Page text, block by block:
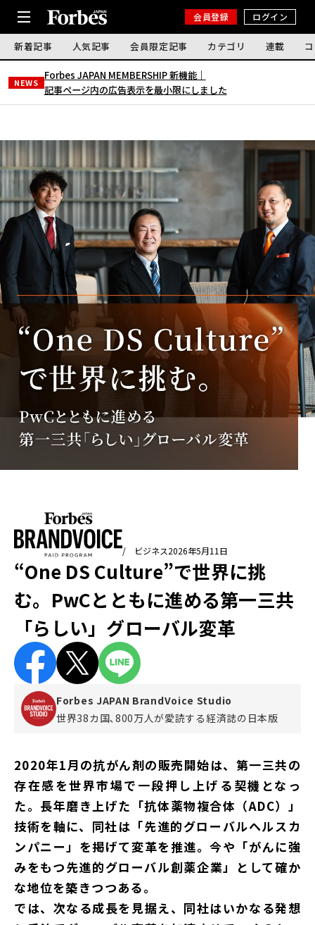
会員登録 ログイン
新着記事 人気記事 会員限定記事 カテゴリ 連載
NEWS
Forbes JAPAN MEMBERSHIP 新機能｜
記事ページ内の広告表示を最小限にしました
/ ビジネス2026年5月11日
“One DS Culture”で世界に挑
む。PwCとともに進める第一三共
「らしい」グローバル変革
Forbes JAPAN BrandVoice Studio
世界38カ国､800万人が愛読する 経済誌の日本版
2020年1月の抗がん剤の販売開始は、第一三共の
存在感を世界市場で一段押し上げる契機となっ
た。長年磨き上げた「抗体薬物複合体（ADC）」
技術を軸に、同社は「先進的グローバルヘルスカ
ンパニー」を掲げて変革を推進。今や「がんに強
みをもつ先進的グローバル創薬企業」として確か
な地位を築きつつある。
では、次なる成長を見据え、同社はいかなる発想